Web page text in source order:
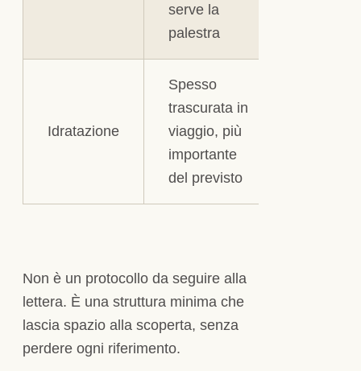
serve la
palestra
Idratazione
Spesso
trascurata in
viaggio, più
importante
del previsto
Non è un protocollo da seguire alla
lettera. È una struttura minima che
lascia spazio alla scoperta, senza
perdere ogni riferimento.